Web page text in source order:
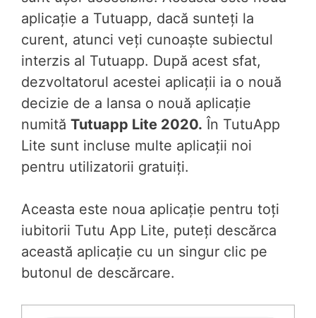
aplicație a Tutuapp, dacă sunteți la
curent, atunci veți cunoaște subiectul
interzis al Tutuapp. După acest sfat,
dezvoltatorul acestei aplicații ia o nouă
decizie de a lansa o nouă aplicație
numită Tutuapp Lite 2020. În TutuApp
Lite sunt incluse multe aplicații noi
pentru utilizatorii gratuiți.
Aceasta este noua aplicație pentru toți
iubitorii Tutu App Lite, puteți descărca
această aplicație cu un singur clic pe
butonul de descărcare.